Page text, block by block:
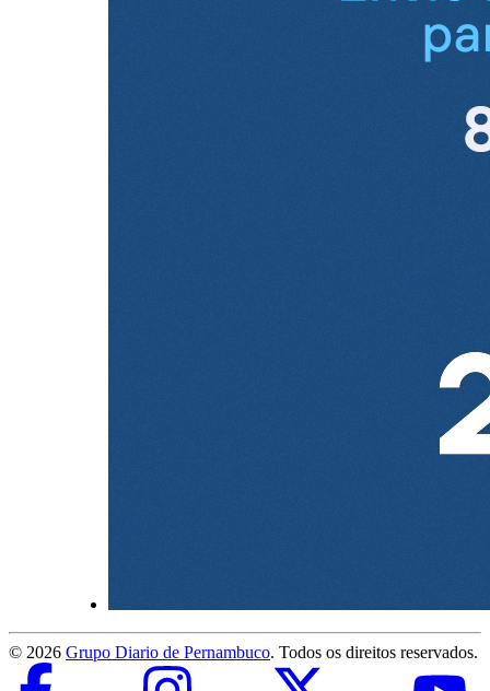
© 2026 Grupo Diario de Pernambuco. Todos os direitos reservados.